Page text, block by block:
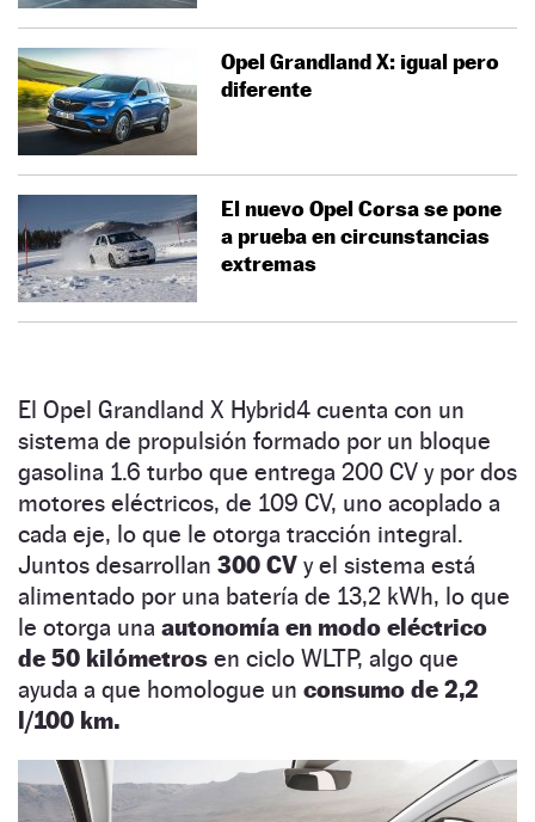
Opel Grandland X: igual pero
diferente
El nuevo Opel Corsa se pone
a prueba en circunstancias
extremas
El Opel Grandland X Hybrid4 cuenta con un
sistema de propulsión formado por un bloque
gasolina 1.6 turbo que entrega 200 CV y por dos
motores eléctricos, de 109 CV, uno acoplado a
cada eje, lo que le otorga tracción integral.
Juntos desarrollan 300 CV y el sistema está
alimentado por una batería de 13,2 kWh, lo que
le otorga una autonomía en modo eléctrico
de 50 kilómetros en ciclo WLTP, algo que
ayuda a que homologue un consumo de 2,2
l/100 km.